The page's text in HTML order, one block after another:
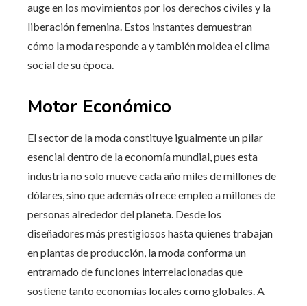
auge en los movimientos por los derechos civiles y la
liberación femenina. Estos instantes demuestran
cómo la moda responde a y también moldea el clima
social de su época.
Motor Económico
El sector de la moda constituye igualmente un pilar
esencial dentro de la economía mundial, pues esta
industria no solo mueve cada año miles de millones de
dólares, sino que además ofrece empleo a millones de
personas alrededor del planeta. Desde los
diseñadores más prestigiosos hasta quienes trabajan
en plantas de producción, la moda conforma un
entramado de funciones interrelacionadas que
sostiene tanto economías locales como globales. A